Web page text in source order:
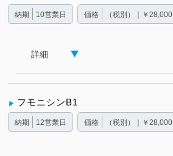
納期 10営業日 価格 （税別）｜￥28,000
詳細
フモニシンB1
納期 12営業日 価格 （税別）｜￥28,000